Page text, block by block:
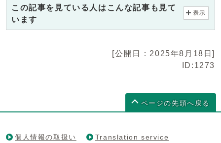
この記事を見ている人はこんな記事も見て
います
表示
[公開日：2025年8月18日]
ID:1273
ページの先頭へ戻る
個人情報の取扱い Translation service